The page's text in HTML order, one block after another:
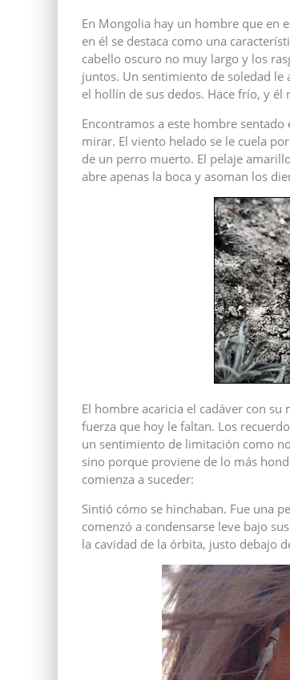
En Mongolia hay un hombre que en
en él se destaca como una
cabello oscuro no muy largo y los
juntos. Un sentimiento de soledad le
el hollín de sus dedos. Hace frío, y
Encontramos a este hombre
mirar. El viento helado se le cuela
de un perro muerto. El pelaje
abre apenas la boca y asoman los
El hombre acaricia el cadáver con
fuerza que hoy le faltan. Los
un sentimiento de limitación como
sino porque proviene de lo más
comienza a suceder:
Sintió cómo se hinchaban. Fue una
comenzó a condensarse leve bajo
la cavidad de la órbita, justo debajo